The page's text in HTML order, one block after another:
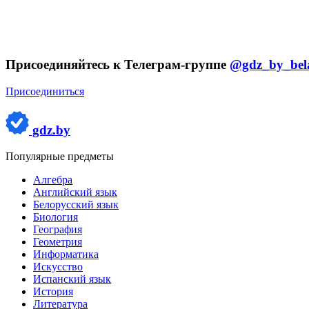
Присоединяйтесь к Телеграм-группе
Присоединиться
gdz.by
Популярные предметы
Алгебра
Английский язык
Белорусский язык
Биология
География
Геометрия
Информатика
Искусство
Испанский язык
История
Литература